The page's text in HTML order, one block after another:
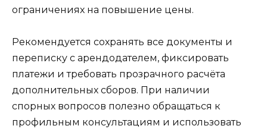
ограничениях на повышение цены.
Рекомендуется сохранять все документы и
переписку с арендодателем, фиксировать
платежи и требовать прозрачного расчёта
дополнительных сборов. При наличии
спорных вопросов полезно обращаться к
профильным консультациям и использовать